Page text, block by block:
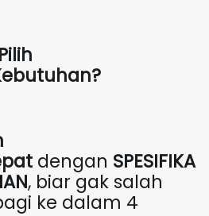
dengan SPESIFIKA
, biar gak salah
ke dalam 4